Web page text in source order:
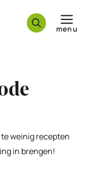
menu
weinig recepten
in brengen!